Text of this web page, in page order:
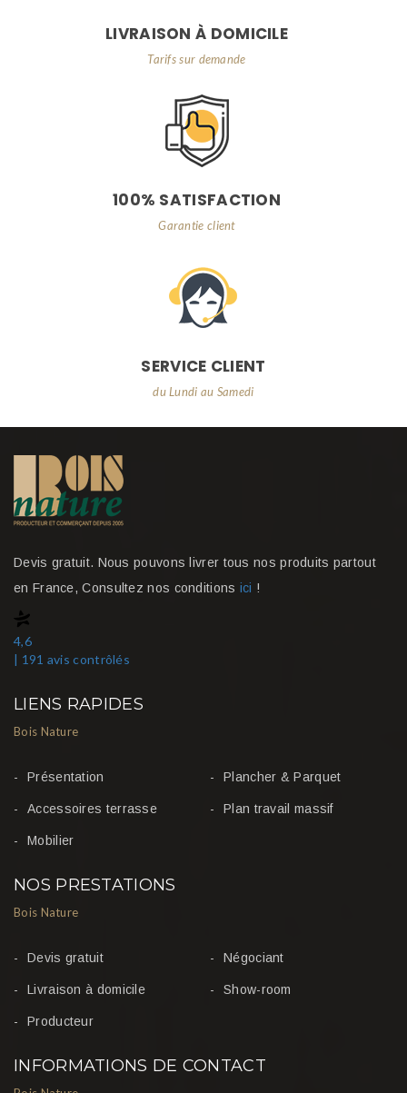
LIVRAISON À DOMICILE
Tarifs sur demande
100% SATISFACTION
Garantie client
SERVICE CLIENT
du Lundi au Samedi
Devis gratuit. Nous pouvons livrer tous nos produits partout
en France, Consultez nos conditions ici !
4,6
| 191 avis contrôlés
LIENS RAPIDES
Bois Nature
Présentation
Accessoires terrasse
Mobilier
Plancher & Parquet
Plan travail massif
NOS PRESTATIONS
Bois Nature
Devis gratuit
Livraison à domicile
Producteur
Négociant
Show-room
INFORMATIONS DE CONTACT